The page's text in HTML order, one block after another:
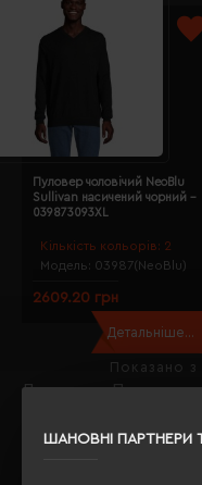
ШАНОВНІ ПАРТНЕРИ
Де купити Пуловери
Кількість кольорів: 2
Модель: 03987(NeoBlu)
Пуловер чоловічий NeoBlu
Sullivan насичений чорний -
039873093XL
2609.20 грн
Детальніше...
Показано з